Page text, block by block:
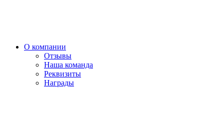
О компании
Отзывы
Наша команда
Реквизиты
Награды